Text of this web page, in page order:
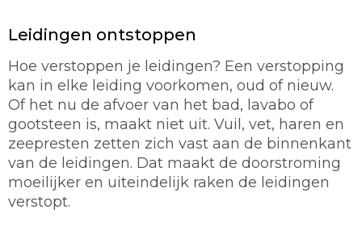
Leidingen ontstoppen
Hoe verstoppen je leidingen? Een verstopping
kan in elke leiding voorkomen, oud of nieuw.
Of het nu de afvoer van het bad, lavabo of
gootsteen is, maakt niet uit. Vuil, vet, haren en
zeepresten zetten zich vast aan de binnenkant
van de leidingen. Dat maakt de doorstroming
moeilijker en uiteindelijk raken de leidingen
verstopt.